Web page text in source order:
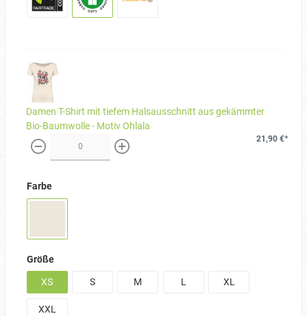
Damen T-Shirt mit tiefem Halsausschnitt aus gekämmter
Bio-Baumwolle - Motiv Ohlala
weniger mehr
21,90 €*
Farbe
Größe
XS
S M L XL
XXL